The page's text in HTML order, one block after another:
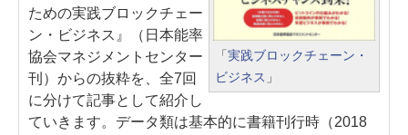
「実践ブロックチェーン・
ビジネス 」
ための実践ブロックチェー
ン・ビジネス』（日本能率
協会マネジメントセンター
刊）からの抜粋を、全7回
に分けて記事として紹介し
ていきます。データ類は基本的に書籍刊行時（2018